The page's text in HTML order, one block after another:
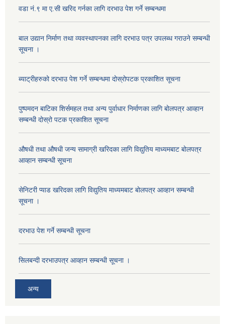
वडा नं.९ मा ए.सी खरिद गर्नका लागि दरभाउ पेश गर्ने सम्बन्धमा
बाल उद्यान निर्माण तथा व्यवस्थापनका लागि दरभाउ पत्र उपलब्ध गराउने सम्बन्धी
सूचना ।
ब्याट्रीहरुको दरभाउ पेश गर्ने सम्बन्धमा दोस्रोपटक प्रकाशित सूचना
पुष्पमदन बाटिका शिर्समहल तथा अन्य पुर्वाधार निर्माणका लागि बोलपत्र आव्हान
सम्बन्धी दोस्रो पटक प्रकाशित सूचना
औषधी तथा औषधी जन्य सामाग्री खरिदका लागि विद्युतिय माध्यमबाट बोलपत्र
आव्हान सम्बन्धी सूचना
सेनिटरी प्याड खरिदका लागि विद्युतिय माध्यमबाट बोलपत्र आव्हान सम्बन्धी
सूचना ।
दरभाउ पेश गर्ने सम्बन्धी सूचना
सिलबन्दी दरभाउपत्र आव्हान सम्बन्धी सूचना ।
अन्य